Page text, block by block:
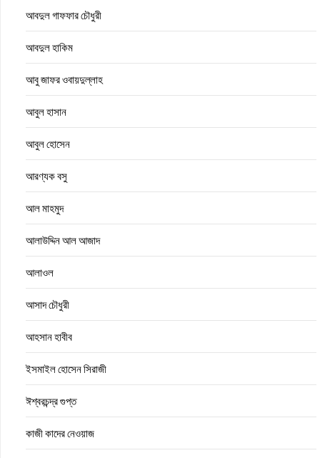
আবদুল গাফফার চৌধুরী
আবদুল হাকিম
আবু জাফর ওবায়দুল্লাহ
আবুল হাসান
আবুল হোসেন
আরণ্যক বসু
আল মাহমুদ
আলাউদ্দিন আল আজাদ
আলাওল
আসাদ চৌধুরী
আহসান হাবীব
ইসমাইল হোসেন সিরাজী
ঈশ্বরচন্দ্র গুপ্ত
কাজী কাদের নেওয়াজ